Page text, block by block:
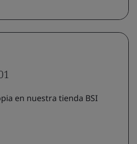
en nuestra tienda BSI